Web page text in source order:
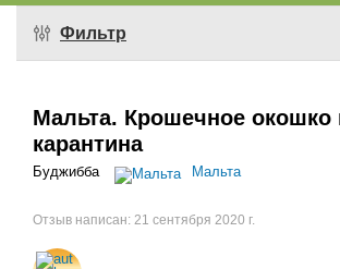
Фильтр
Мальта. Крошечное окошко
карантина
Буджибба Мальта
Отзыв написан: 21 сентября 2020 г.